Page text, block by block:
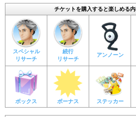
「Pokémon GO Tour」ライブ
（日））のスペシャルリサーチ
ーと出会える
【2022年2月18日】
「Pokémon GO Tour：ジョウト
コンテスト結果発表
チケットを購入すると楽しめる
スペシャル
リサーチ
続行
リサーチ
アンノーン
ボックス ボーナス ステッカー